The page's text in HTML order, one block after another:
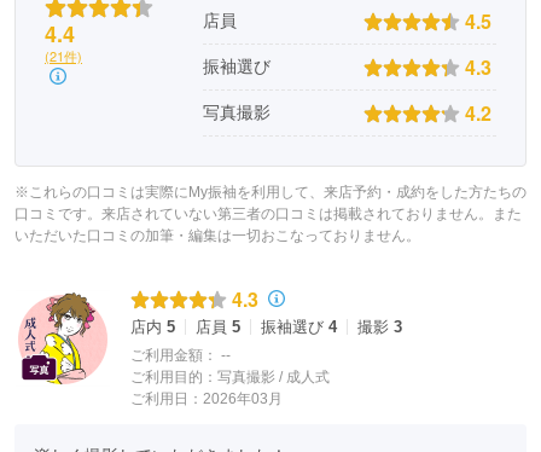
4.4
(21件)
店員 4.5
振袖選び 4.3
写真撮影 4.2
※これらの口コミは実際にMy振袖を利用して、来店予約・成約をした方たちの
口コミです。来店されていない第三者の口コミは掲載されておりません。また
いただいた口コミの加筆・編集は一切おこなっておりません。
4.3
店内 5 店員 5 振袖選び 4 撮影 3
ご利用金額： --
ご利用目的： 写真撮影 / 成人式
ご利用日：2026年03月